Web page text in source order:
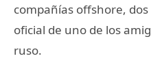
compañías offshore,
oficial de uno de los
ruso.